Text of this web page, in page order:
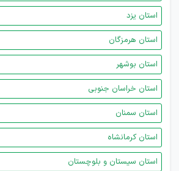
استان یزد
استان هرمزگان
استان بوشهر
استان خراسان جنوبی
استان سمنان
استان کرمانشاه
استان سیستان و بلوچستان